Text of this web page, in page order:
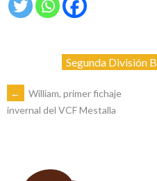
Segunda División B
NAVEGACIÓN
←
William, primer fichaje
invernal del VCF Mestalla